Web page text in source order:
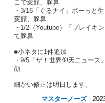
こで変顔、豚鼻
・3/16「ぐるナイ」ボーっと
変顔、豚鼻
・1/2（Youtube）「ブレイキ
て豚鼻
■小ネタに1件追加
・9/5「ザ！世界仰天ニュー
顔
細かい修正は明日します。
マスターノーズ